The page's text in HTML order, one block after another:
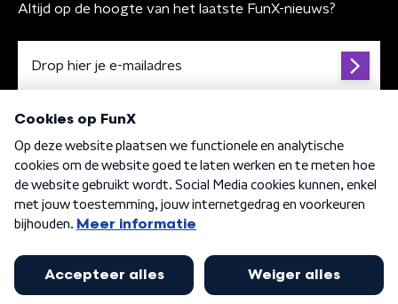
Altijd op de hoogte van het laatste FunX-nieuws?
Algemene voorwaarden Privacybeleid